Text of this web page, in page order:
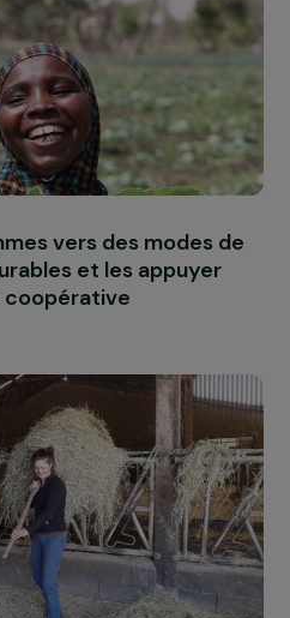
aux pratiques
la commercialisation
social féminin via
d’alimentation
quartier prioritaire